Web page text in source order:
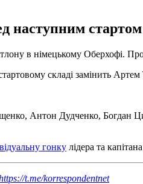
наступним
в німецькому Оберхофі.
складі замінить
Антон Дудченко, Богдан
гонку лідера та
t.me/korrespondentnet